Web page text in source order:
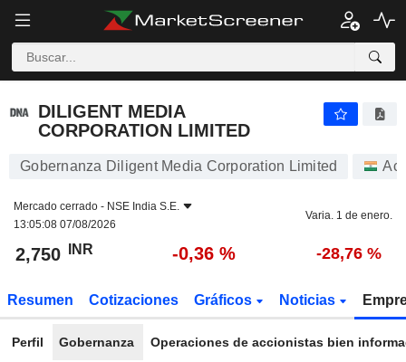
DILIGENT MEDIA
CORPORATION LIMITED
Gobernanza Diligent Media Corporation Limited
Mercado cerrado - NSE India S.E.
13:05:08 07/08/2026
Varia. 1 de enero.
2,750 INR -0,36 % -28,76 %
Resumen Cotizaciones Gráficos Noticias
Perfil Gobernanza Operaciones de accionistas bien